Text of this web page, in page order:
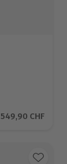
Aktueller Preis
549,90 CHF